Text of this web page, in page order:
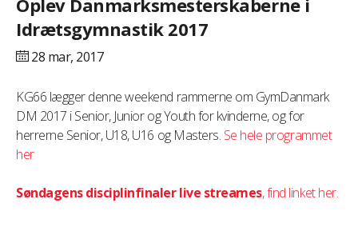
Oplev Danmarksmesterskaberne i
Idrætsgymnastik 2017
28 mar, 2017
KG66 lægger denne weekend rammerne om GymDanmark
DM 2017 i Senior, Junior og Youth for kvinderne, og for
herrerne Senior, U18, U16 og Masters. Se hele programmet
her
Søndagens disciplinfinaler live streames, find linket her.